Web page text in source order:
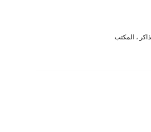
، المكتب